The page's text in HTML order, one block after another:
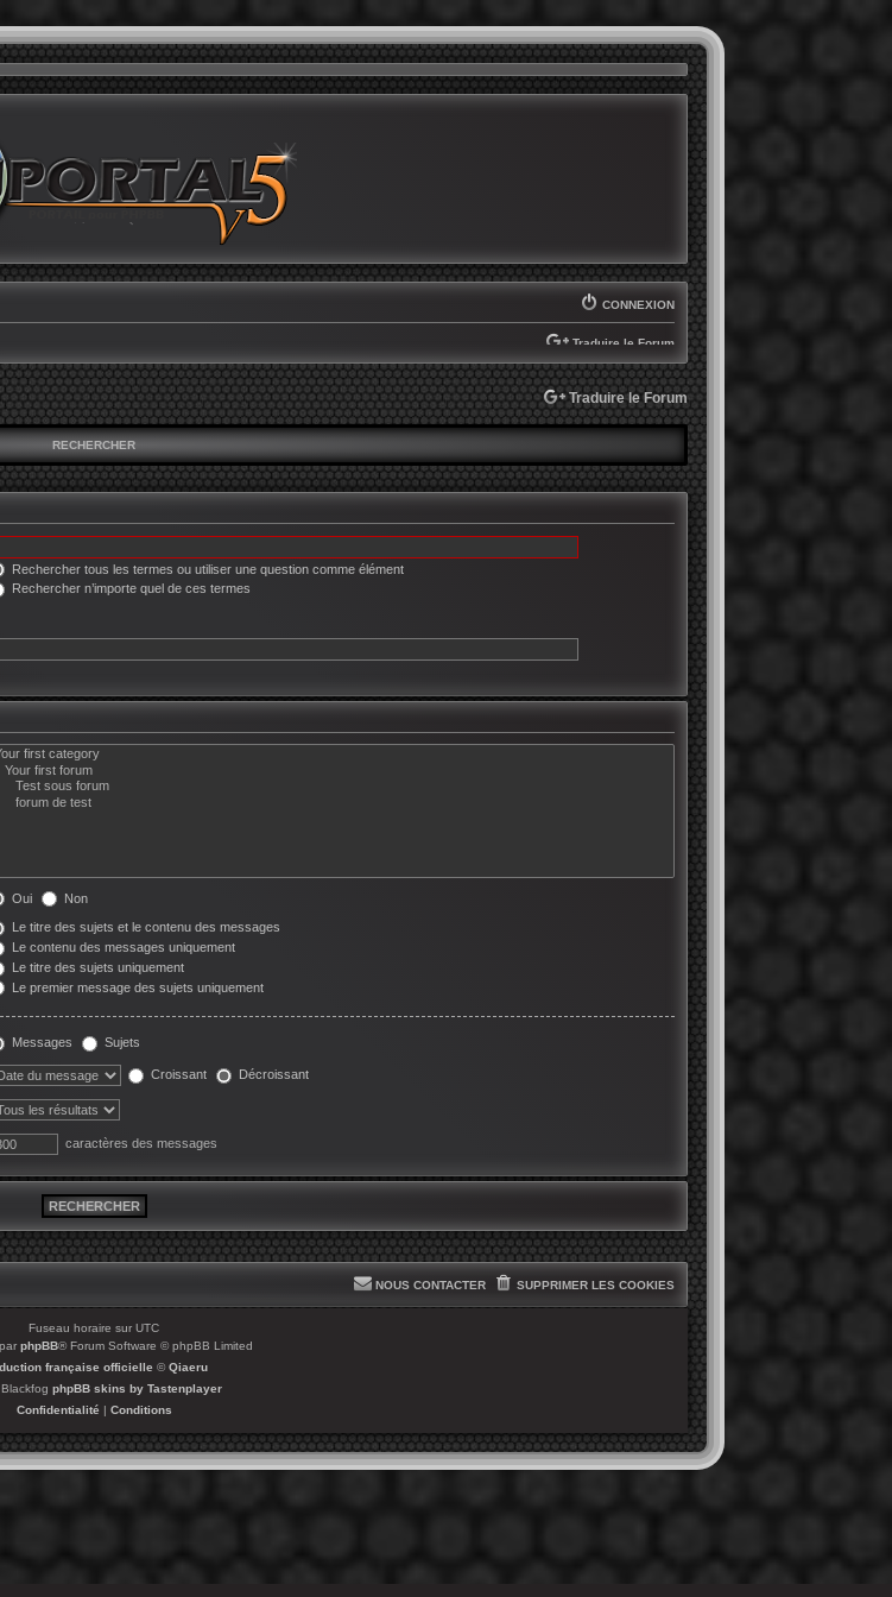
CONNEXION
Traduire le Forum
SELECT LANGUAGE ▼
Traduire le Forum
RECHERCHER
Rechercher tous les termes ou utiliser une question comme élément
Rechercher n’importe quel de ces termes
Oui Non
Le titre des sujets et le contenu des messages
Le contenu des messages uniquement
Le titre des sujets uniquement
Le premier message des sujets uniquement
Messages Sujets
Croissant Décroissant
caractères des messages
SUPPRIMER LES COOKIES
NOUS CONTACTER
Fuseau horaire sur UTC
phpBB® Forum Software © phpBB Limited
française officielle ©Qiaeru
phpBB skins by Tastenplayer
Confidentialité | Conditions